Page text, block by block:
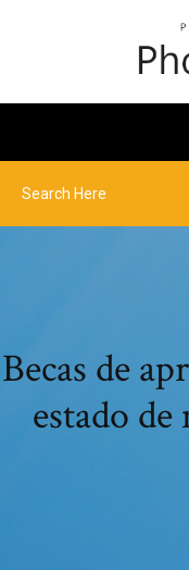
Becas de
estado